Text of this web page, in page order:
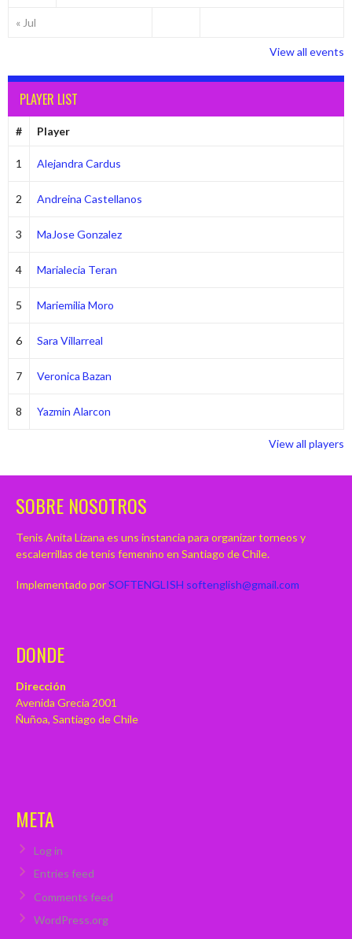
« Jul
View all events
PLAYER LIST
# Player
1 Alejandra Cardus
2 Andreina Castellanos
3 MaJose Gonzalez
4 Marialecia Teran
5 Mariemilia Moro
6 Sara Villarreal
7 Veronica Bazan
8 Yazmin Alarcon
View all players
SOBRE NOSOTROS
Tenis Anita Lizana es uns instancia para organizar torneos y
escalerrillas de tenis femenino en Santiago de Chile.
Implementado porSOFTENGLISH softenglish@gmail.com
DONDE
Dirección
Avenida Grecia 2001
Ñuñoa, Santiago de Chile
META
Log in
Entries feed
Comments feed
WordPress.org